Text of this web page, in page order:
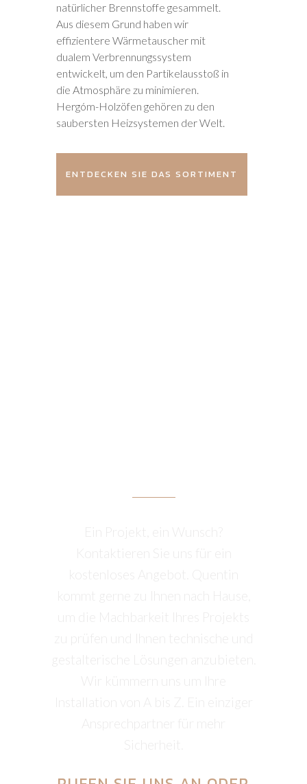
natürlicher Brennstoffe gesammelt.
Aus diesem Grund haben wir
effizientere Wärmetauscher mit
dualem Verbrennungssystem
entwickelt, um den Partikelausstoß in
die Atmosphäre zu minimieren.
Hergóm-Holzöfen gehören zu den
saubersten Heizsystemen der Welt.
ENTDECKEN SIE DAS SORTIMENT